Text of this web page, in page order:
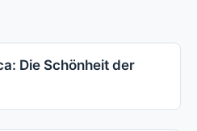
Die Schönheit der